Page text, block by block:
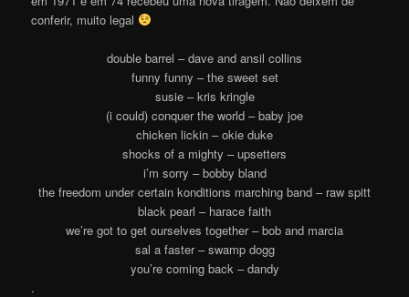
conferir, muito legal
double barrel – dave and ansil collins
funny funny – the sweet set
susie – kris kringle
(i could) conquer the world – baby joe
chicken lickin – okie duke
shocks of a mighty – upsetters
i’m sorry – bobby bland
the freedom under certain konditions marching band – raw spitt
black pearl – harace faith
we’re got to get ourselves together – bob and marcia
sal a faster – swamp dogg
you’re coming back – dandy
.